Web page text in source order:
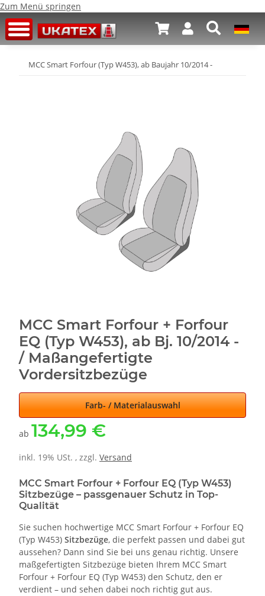
Zum Menü springen
MCC Smart Forfour (Typ W453), ab Baujahr 10/2014 -
MCC Smart Forfour + Forfour
EQ (Typ W453), ab Bj. 10/2014 -
/ Maßangefertigte
Vordersitzbezüge
Farb- / Materialauswahl
ab 134,99 €
inkl. 19% USt. , zzgl. Versand
MCC Smart Forfour + Forfour EQ (Typ W453)
Sitzbezüge – passgenauer Schutz in Top-
Qualität
Sie suchen hochwertige MCC Smart Forfour + Forfour EQ
(Typ W453) Sitzbezüge, die perfekt passen und dabei gut
aussehen? Dann sind Sie bei uns genau richtig. Unsere
maßgefertigten Sitzbezüge bieten Ihrem MCC Smart
Forfour + Forfour EQ (Typ W453) den Schutz, den er
verdient – und sehen dabei noch richtig gut aus.